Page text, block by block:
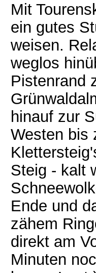
Mit
ein gutes
weisen.
weglos
Pistenrand
hinauf zur
Westen bis
Steig - kalt
Ende und
zähem
direkt am
Minuten